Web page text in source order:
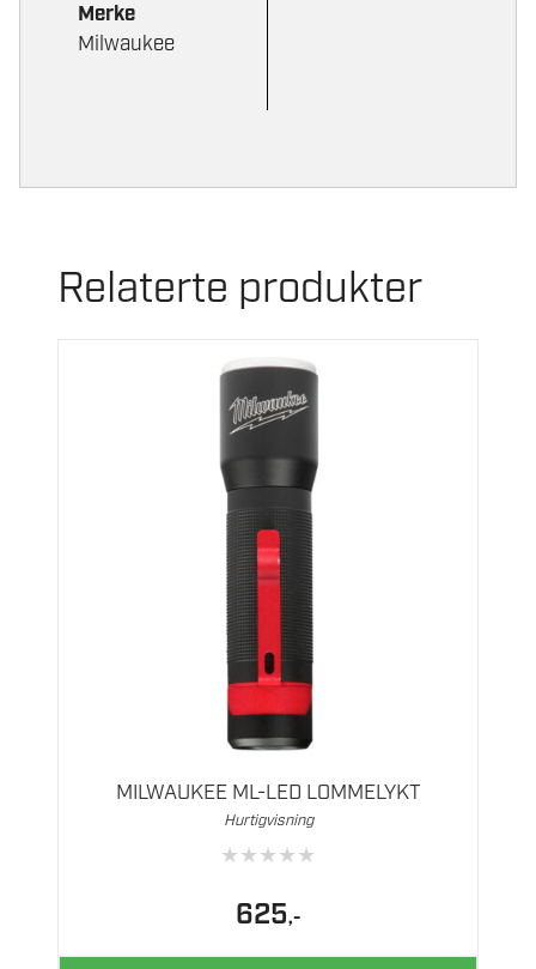
Merke
Milwaukee
Relaterte produkter
MILWAUKEE ML-LED LOMMELYKT
Hurtigvisning
★★★★★
625,-